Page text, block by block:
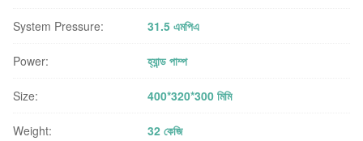
System Pressure: 31.5 এমপিএ
Power: হ্যান্ড পাম্প
Size: 400*320*300 মিমি
Weight: 32 কেজি